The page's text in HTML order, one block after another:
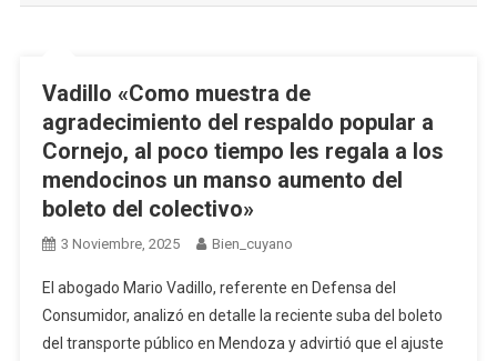
Vadillo «Como muestra de
agradecimiento del respaldo popular a
Cornejo, al poco tiempo les regala a los
mendocinos un manso aumento del
boleto del colectivo»
3 Noviembre, 2025 Bien_cuyano
El abogado Mario Vadillo, referente en Defensa del
Consumidor, analizó en detalle la reciente suba del boleto
del transporte público en Mendoza y advirtió que el ajuste